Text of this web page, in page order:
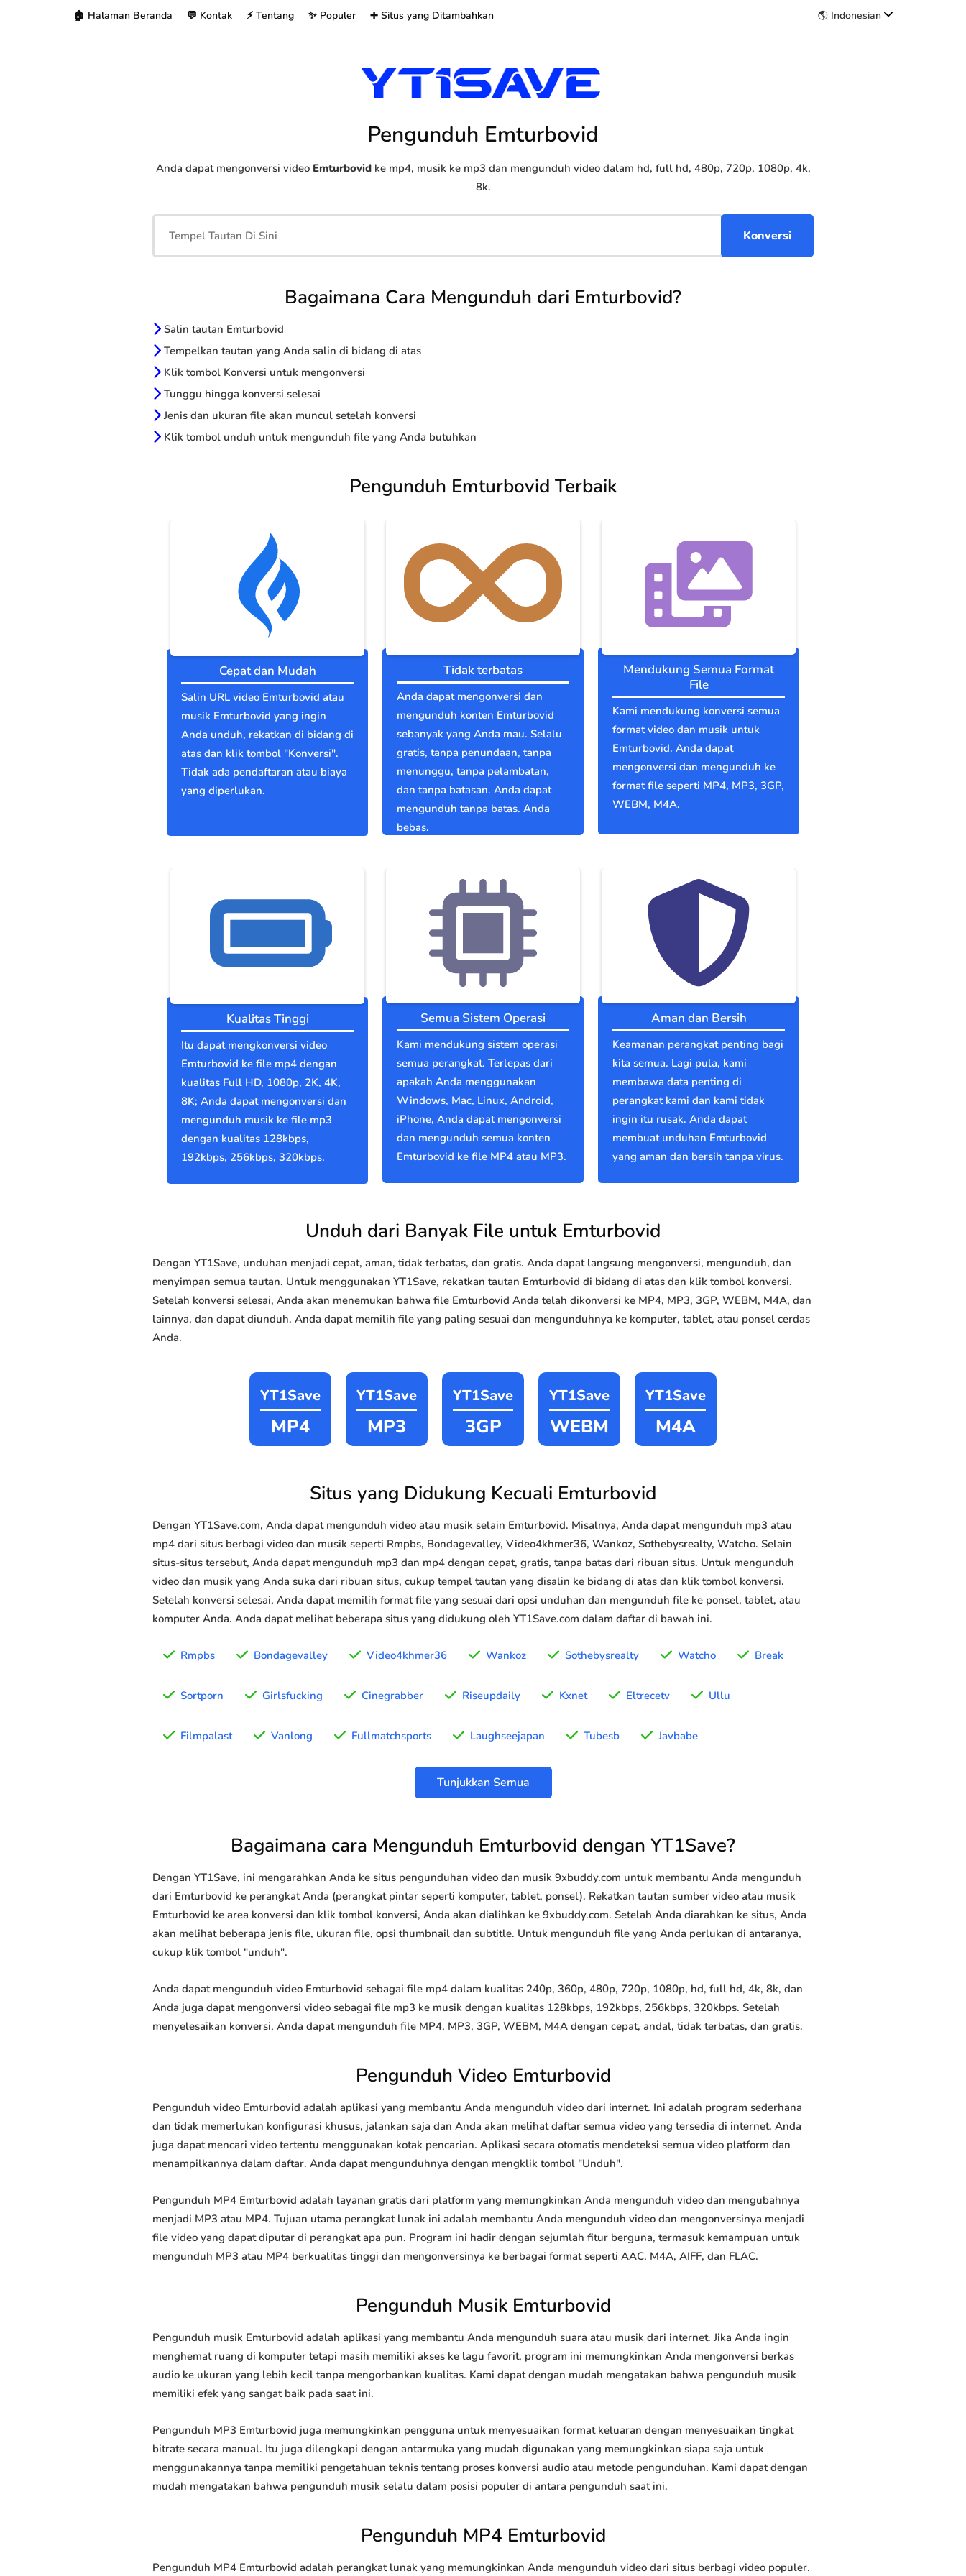
🏠 Halaman Beranda 💬 Kontak ⚡ Tentang ✨ Populer ➕ Situs yang Ditambahkan 🌎 Indonesian
Pengunduh Emturbovid
Anda dapat mengonversi video Emturbovidke mp4, musik ke mp3 dan mengunduh video dalam hd, full hd, 480p, 720p, 1080p, 4k,
8k.
Bagaimana Cara Mengunduh dari Emturbovid?
Salin tautan Emturbovid
Tempelkan tautan yang Anda salin di bidang di atas
Klik tombol Konversi untuk mengonversi
Tunggu hingga konversi selesai
Jenis dan ukuran file akan muncul setelah konversi
Klik tombol unduh untuk mengunduh file yang Anda butuhkan
Pengunduh Emturbovid Terbaik
Cepat dan Mudah
Salin URL video Emturbovid atau
musik Emturbovid yang ingin
Anda unduh, rekatkan di bidang di
atas dan klik tombol "Konversi".
Tidak ada pendaftaran atau biaya
yang diperlukan.
Tidak terbatas
Anda dapat mengonversi dan
mengunduh konten Emturbovid
sebanyak yang Anda mau. Selalu
gratis, tanpa penundaan, tanpa
menunggu, tanpa pelambatan,
dan tanpa batasan. Anda dapat
mengunduh tanpa batas. Anda
bebas.
Mendukung Semua Format
File
Kami mendukung konversi semua
format video dan musik untuk
Emturbovid. Anda dapat
mengonversi dan mengunduh ke
format file seperti MP4, MP3, 3GP,
WEBM, M4A.
Kualitas Tinggi
Itu dapat mengkonversi video
Emturbovid ke file mp4 dengan
kualitas Full HD, 1080p, 2K, 4K,
8K; Anda dapat mengonversi dan
mengunduh musik ke file mp3
dengan kualitas 128kbps,
192kbps, 256kbps, 320kbps.
Semua Sistem Operasi
Kami mendukung sistem operasi
semua perangkat. Terlepas dari
apakah Anda menggunakan
Windows, Mac, Linux, Android,
iPhone, Anda dapat mengonversi
dan mengunduh semua konten
Emturbovid ke file MP4 atau MP3.
Aman dan Bersih
Keamanan perangkat penting bagi
kita semua. Lagi pula, kami
membawa data penting di
perangkat kami dan kami tidak
ingin itu rusak. Anda dapat
membuat unduhan Emturbovid
yang aman dan bersih tanpa virus.
Unduh dari Banyak File untuk Emturbovid
Dengan YT1Save, unduhan menjadi cepat, aman, tidak terbatas, dan gratis. Anda dapat langsung mengonversi, mengunduh, dan
menyimpan semua tautan. Untuk menggunakan YT1Save, rekatkan tautan Emturbovid di bidang di atas dan klik tombol konversi.
Setelah konversi selesai, Anda akan menemukan bahwa file Emturbovid Anda telah dikonversi ke MP4, MP3, 3GP, WEBM, M4A, dan
lainnya, dan dapat diunduh. Anda dapat memilih file yang paling sesuai dan mengunduhnya ke komputer, tablet, atau ponsel cerdas
Anda.
YT1Save
MP4
YT1Save
MP3
YT1Save
3GP
YT1Save
WEBM
YT1Save
M4A
Situs yang Didukung Kecuali Emturbovid
Dengan YT1Save.com, Anda dapat mengunduh video atau musik selain Emturbovid. Misalnya, Anda dapat mengunduh mp3 atau
mp4 dari situs berbagi video dan musik seperti Rmpbs, Bondagevalley, Video4khmer36, Wankoz, Sothebysrealty, Watcho. Selain
situs-situs tersebut, Anda dapat mengunduh mp3 dan mp4 dengan cepat, gratis, tanpa batas dari ribuan situs. Untuk mengunduh
video dan musik yang Anda suka dari ribuan situs, cukup tempel tautan yang disalin ke bidang di atas dan klik tombol konversi.
Setelah konversi selesai, Anda dapat memilih format file yang sesuai dari opsi unduhan dan mengunduh file ke ponsel, tablet, atau
komputer Anda. Anda dapat melihat beberapa situs yang didukung oleh YT1Save.com dalam daftar di bawah ini.
Rmpbs Bondagevalley Video4khmer36 Wankoz Sothebysrealty Watcho Break
Sortporn Girlsfucking Cinegrabber Riseupdaily Kxnet Eltrecetv Ullu
Filmpalast Vanlong Fullmatchsports Laughseejapan Tubesb Javbabe
Tunjukkan Semua
Bagaimana cara Mengunduh Emturbovid dengan YT1Save?
Dengan YT1Save, ini mengarahkan Anda ke situs pengunduhan video dan musik 9xbuddy.com untuk membantu Anda mengunduh
dari Emturbovid ke perangkat Anda (perangkat pintar seperti komputer, tablet, ponsel). Rekatkan tautan sumber video atau musik
Emturbovid ke area konversi dan klik tombol konversi, Anda akan dialihkan ke 9xbuddy.com. Setelah Anda diarahkan ke situs, Anda
akan melihat beberapa jenis file, ukuran file, opsi thumbnail dan subtitle. Untuk mengunduh file yang Anda perlukan di antaranya,
cukup klik tombol "unduh".
Anda dapat mengunduh video Emturbovid sebagai file mp4 dalam kualitas 240p, 360p, 480p, 720p, 1080p, hd, full hd, 4k, 8k, dan
Anda juga dapat mengonversi video sebagai file mp3 ke musik dengan kualitas 128kbps, 192kbps, 256kbps, 320kbps. Setelah
menyelesaikan konversi, Anda dapat mengunduh file MP4, MP3, 3GP, WEBM, M4A dengan cepat, andal, tidak terbatas, dan gratis.
Pengunduh Video Emturbovid
Pengunduh video Emturbovid adalah aplikasi yang membantu Anda mengunduh video dari internet. Ini adalah program sederhana
dan tidak memerlukan konfigurasi khusus, jalankan saja dan Anda akan melihat daftar semua video yang tersedia di internet. Anda
juga dapat mencari video tertentu menggunakan kotak pencarian. Aplikasi secara otomatis mendeteksi semua video platform dan
menampilkannya dalam daftar. Anda dapat mengunduhnya dengan mengklik tombol "Unduh".
Pengunduh MP4 Emturbovid adalah layanan gratis dari platform yang memungkinkan Anda mengunduh video dan mengubahnya
menjadi MP3 atau MP4. Tujuan utama perangkat lunak ini adalah membantu Anda mengunduh video dan mengonversinya menjadi
file video yang dapat diputar di perangkat apa pun. Program ini hadir dengan sejumlah fitur berguna, termasuk kemampuan untuk
mengunduh MP3 atau MP4 berkualitas tinggi dan mengonversinya ke berbagai format seperti AAC, M4A, AIFF, dan FLAC.
Pengunduh Musik Emturbovid
Pengunduh musik Emturbovid adalah aplikasi yang membantu Anda mengunduh suara atau musik dari internet. Jika Anda ingin
menghemat ruang di komputer tetapi masih memiliki akses ke lagu favorit, program ini memungkinkan Anda mengonversi berkas
audio ke ukuran yang lebih kecil tanpa mengorbankan kualitas. Kami dapat dengan mudah mengatakan bahwa pengunduh musik
memiliki efek yang sangat baik pada saat ini.
Pengunduh MP3 Emturbovid juga memungkinkan pengguna untuk menyesuaikan format keluaran dengan menyesuaikan tingkat
bitrate secara manual. Itu juga dilengkapi dengan antarmuka yang mudah digunakan yang memungkinkan siapa saja untuk
menggunakannya tanpa memiliki pengetahuan teknis tentang proses konversi audio atau metode pengunduhan. Kami dapat dengan
mudah mengatakan bahwa pengunduh musik selalu dalam posisi populer di antara pengunduh saat ini.
Pengunduh MP4 Emturbovid
Pengunduh MP4 Emturbovid adalah perangkat lunak yang memungkinkan Anda mengunduh video dari situs berbagi video populer.